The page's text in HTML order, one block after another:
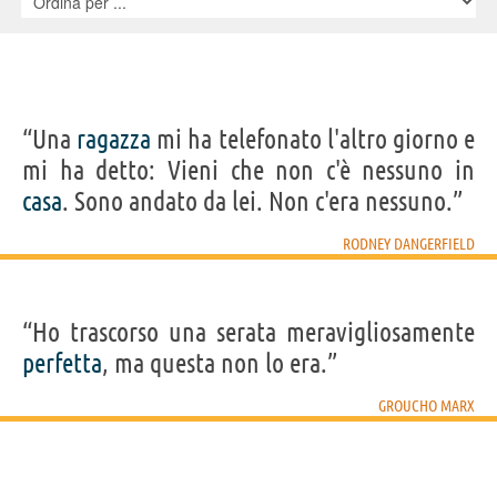
“Una ragazza mi ha telefonato l'altro giorno e
mi ha detto: Vieni che non c'è nessuno in
casa. Sono andato da lei. Non c'era nessuno.”
RODNEY DANGERFIELD
“Ho trascorso una serata meravigliosamente
perfetta, ma questa non lo era.”
GROUCHO MARX